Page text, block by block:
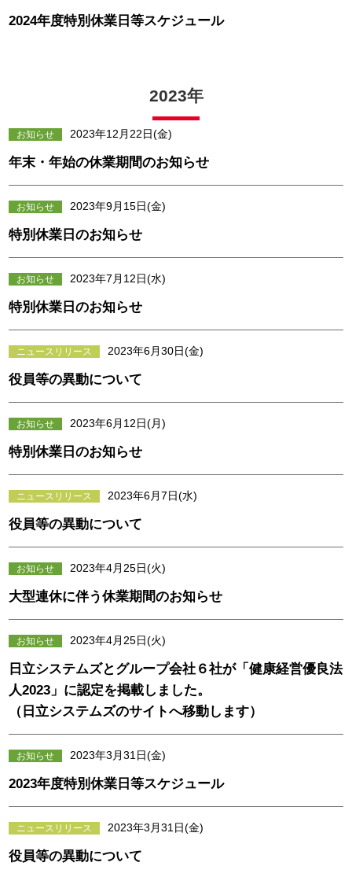
2024年度特別休業日等スケジュール
2023年
お知らせ 2023年12月22日(金)
年末・年始の休業期間のお知らせ
お知らせ 2023年9月15日(金)
特別休業日のお知らせ
お知らせ 2023年7月12日(水)
特別休業日のお知らせ
ニュースリリース 2023年6月30日(金)
役員等の異動について
お知らせ 2023年6月12日(月)
特別休業日のお知らせ
ニュースリリース 2023年6月7日(水)
役員等の異動について
お知らせ 2023年4月25日(火)
大型連休に伴う休業期間のお知らせ
お知らせ 2023年4月25日(火)
日立システムズとグループ会社６社が「健康経営優良法
人2023」に認定を掲載しました。
（日立システムズのサイトへ移動します）
お知らせ 2023年3月31日(金)
2023年度特別休業日等スケジュール
ニュースリリース 2023年3月31日(金)
役員等の異動について